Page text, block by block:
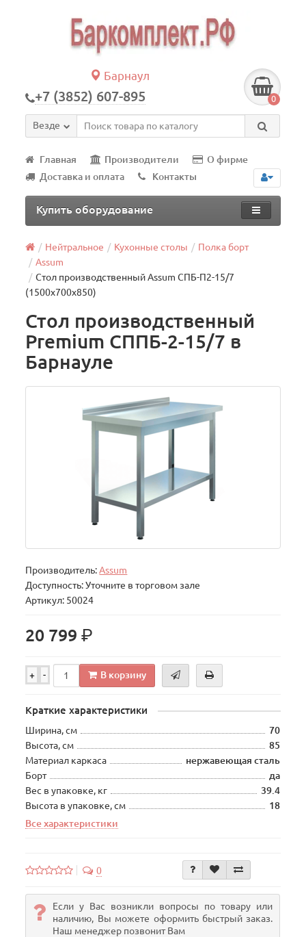
Барнаул
+7 (3852) 607-895 0
Везде
Главная Производители
О фирме
Доставка и оплата
Контакты
Купить оборудование
Нейтральное Кухонные столы
Полка борт
Assum
Стол производственный Assum СПБ-П2-15/7
(1500х700х850)
Стол производственный
Premium СППБ-2-15/7 в
Барнауле
Производитель:Assum
Доступность: Уточните в торговом зале
Артикул: 50024
20 799р.
+ - В корзину
Краткие характеристики
Ширина, см
70
Высота, см
85
Материал каркаса
нержавеющая сталь
Борт
да
Вес в упаковке, кг
39.4
Высота в упаковке, см
18
Все характеристики
0
Если у Вас возникли вопросы по товару или
наличию, Вы можете оформить быстрый заказ.
Наш менеджер позвонит Вам